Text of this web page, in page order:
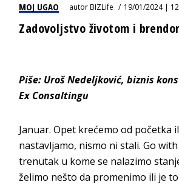
MOJ UGAO autorBIZLife 19/01/2024 |
Zadovoljstvo životom i
Piše: Uroš Nedeljković,biznis ko
Ex Consaltingu
Januar. Opet krećemo od početka
nastavljamo, nismo ni stali.Go
trenutak u kome se nalazimo
želimo nešto da promenimo ili je